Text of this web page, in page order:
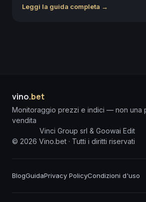
Leggi la guida completa →
vino.bet
Monitoraggio prezzi e indici — non una
vendita
Vinci Group srl & Goowai Edit
© 2026 Vino.bet · Tutti i diritti riservati
BlogGuidaPrivacy PolicyCondizioni d'uso